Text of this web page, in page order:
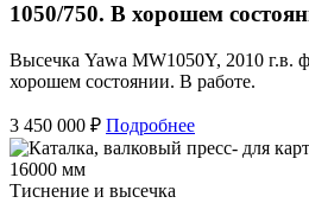
1050/750. В хорошем
Высечка Yawa MW1050Y, 2010 г.в.
хорошем состоянии. В работе.
3 450 000 ₽ Подробнее
Тиснение и высечка